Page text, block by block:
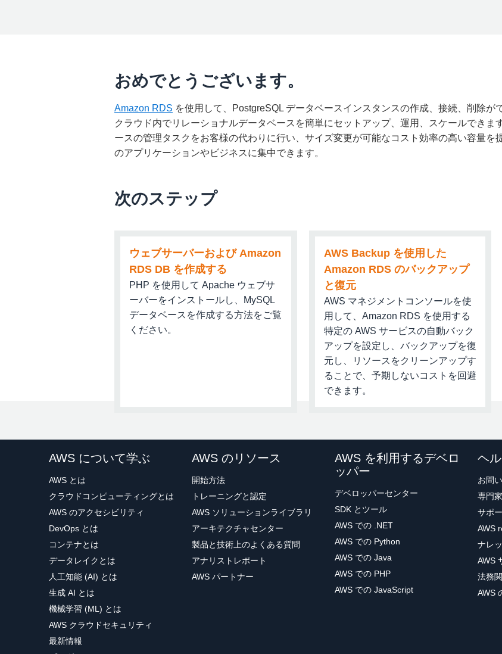
b. [Create database] (データベースの作成) セクションで、[ ] (デー
a. SQL Workbench ウェブサイトにアクセスし、[
クリックします。
こちらをクリック
して、PostgreSQL のウェブサイトから最新の JDBC ドライ
かりやすい場所にファイルを保存しておきます。このファイルは次のステップで使用し
ェルスクリプト (macOS、Linux) を使用します。詳細については、ダウンロード
PDF ファイルを参照してください。
b.プログラムを開きます。ダイアログボックスが表示されます。 次のように入力しま
Driver: PostgreSQL (org.postgresql.Driver)
ドしておいたドライバーを選択します。
す。最後に、URL 末尾にスラッシュとデータベースインスタンスの名前を追加しま
jdbc:postgresql://postgresql-instance1.cg034hpkmmjt.us-east-1.rds.amazonaws.com/
ユーザー名: Amazon RDS データベース用に作成したユーザー名を入力します。こ
「masterUsername」とします。
Password (パスワード): Amazon RDS データベース作成時に使用したパスワードを
a.Amazon RDS コンソールに戻ります。 [
b.最終スナップショットの作成と削除の確認を求められます。この例では、最終スナッ
] (削除) をクリックします。
: DB インスタンスの削除には数分かかる場合があります。
おめでとうございます。
Amazon RDS を使用して、PostgreSQL データベースインスタンスの作成、接続、削除が
クラウド内でリレーショナルデータベースを簡単にセットアップ、運用、スケールできま
ースの管理タスクをお客様の代わりに行い、サイズ変更が可能なコスト効率の高い容量を
のアプリケーションやビジネスに集中できます。
次のステップ
ウェブサーバーおよび Amazon
RDS DB を作成する
PHP を使用して Apache ウェブサ
ーバーをインストールし、MySQL
データベースを作成する方法をご覧
ください。
AWS Backup を使用した
Amazon RDS のバックアップ
と復元
AWS マネジメントコンソールを使
用して、Amazon RDS を使用する
特定の AWS サービスの自動バック
アップを設定し、バックアップを復
元し、リソースをクリーンアップす
ることで、予期しないコストを回避
できます。
AWS について学ぶ
AWS とは
クラウドコンピューティングとは
AWS のアクセシビリティ
DevOps とは
コンテナとは
データレイクとは
人工知能 (AI) とは
生成 AI とは
機械学習 (ML) とは
AWS クラウドセキュリティ
最新情報
AWS のリソース
開始方法
トレーニングと認定
AWS ソリューションライブラリ
アーキテクチャセンター
製品と技術上のよくある質問
アナリストレポート
AWS パートナー
AWS を利用するデベロ
ッパー
デベロッパーセンター
SDK とツール
AWS での .NET
AWS での Python
AWS での Java
AWS での PHP
AWS での JavaScript
ヘ
お問
専門
サポ
AWS
ナレ
AWS
法務
AWS